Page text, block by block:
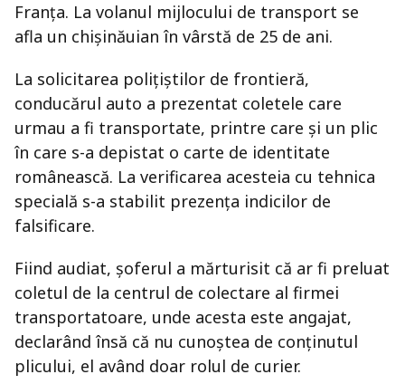
Franța. La volanul mijlocului de transport se
afla un chișinăuian în vârstă de 25 de ani.
La solicitarea polițiștilor de frontieră,
conducărul auto a prezentat coletele care
urmau a fi transportate, printre care și un plic
în care s-a depistat o carte de identitate
românească. La verificarea acesteia cu tehnica
specială s-a stabilit prezența indicilor de
falsificare.
Fiind audiat, șoferul a mărturisit că ar fi preluat
coletul de la centrul de colectare al firmei
transportatoare, unde acesta este angajat,
declarând însă că nu cunoștea de conținutul
plicului, el având doar rolul de curier.